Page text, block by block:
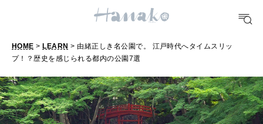
TRAVEL
FORTUNE
明日のわたし
[12星座別] Weekly Holoscope
HOME > LEARN > 由緒正しき名公園で。 江戸時代へタイムスリッ
プ！？歴史を感じられる都内の公園7選